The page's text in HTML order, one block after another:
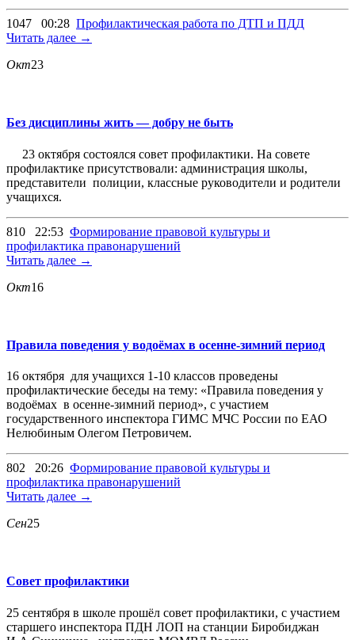
1047 00:28 Профилактическая работа по ДТП и ПДД
Читать далее →
Окт23
Без дисциплины жить — добру не быть
23 октября состоялся совет профилактики. На совете
профилактике присутствовали: администрация школы,
представители полиции, классные руководители и родители
учащихся.
810 22:53 Формирование правовой культуры и
профилактика правонарушений
Читать далее →
Окт16
Правила поведения у водоёмах в осенне-зимний период
16 октября для учащихся 1-10 классов проведены
профилактические беседы на тему: «Правила поведения у
водоёмах в осенне-зимний период», с участием
государственного инспектора ГИМС МЧС России по ЕАО
Нелюбиным Олегом Петровичем.
802 20:26 Формирование правовой культуры и
профилактика правонарушений
Читать далее →
Сен25
Совет профилактики
25 сентября в школе прошёл совет профилактики, с участием
старшего инспектора ПДН ЛОП на станции Биробиджан